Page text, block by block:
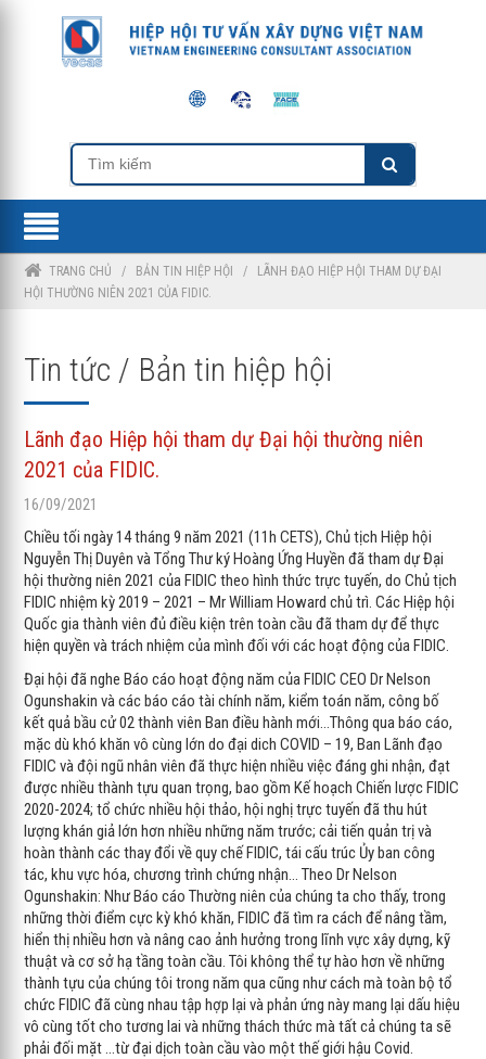
TRANG CHỦ / BẢN TIN HIỆP HỘI /
LÃNH ĐẠO HIỆP HỘI THAM DỰ ĐẠI
HỘI THƯỜNG NIÊN 2021 CỦA FIDIC.
Tin tức / Bản tin hiệp hội
Lãnh đạo Hiệp hội tham dự Đại hội thường niên
2021 của FIDIC.
16/09/2021
Chiều tối ngày 14 tháng 9 năm 2021 (11h CETS), Chủ tịch Hiệp hội
Nguyễn Thị Duyên và Tổng Thư ký Hoàng Ứng Huyền đã tham dự Đại
hội thường niên 2021 của FIDIC theo hình thức trực tuyến, do Chủ tịch
FIDIC nhiệm kỳ 2019 – 2021 – Mr William Howard chủ trì. Các Hiệp hội
Quốc gia thành viên đủ điều kiện trên toàn cầu đã tham dự để thực
hiện quyền và trách nhiệm của mình đối với các hoạt động của FIDIC.
Đại hội đã nghe Báo cáo hoạt động năm của FIDIC CEO Dr Nelson
Ogunshakin và các báo cáo tài chính năm, kiểm toán năm, công bố
kết quả bầu cử 02 thành viên Ban điều hành mới…Thông qua báo cáo,
mặc dù khó khăn vô cùng lớn do đại dich COVID – 19, Ban Lãnh đạo
FIDIC và đội ngũ nhân viên đã thực hiện nhiều việc đáng ghi nhận, đạt
được nhiều thành tựu quan trọng, bao gồm Kế hoạch Chiến lược FIDIC
2020-2024; tổ chức nhiều hội thảo, hội nghị trực tuyến đã thu hút
lượng khán giả lớn hơn nhiều những năm trước; cải tiến quản trị và
hoàn thành các thay đổi về quy chế FIDIC, tái cấu trúc Ủy ban công
tác, khu vực hóa, chương trình chứng nhận… Theo Dr Nelson
Ogunshakin: Như Báo cáo Thường niên của chúng ta cho thấy, trong
những thời điểm cực kỳ khó khăn, FIDIC đã tìm ra cách để nâng tầm,
hiển thị nhiều hơn và nâng cao ảnh hưởng trong lĩnh vực xây dựng, kỹ
thuật và cơ sở hạ tầng toàn cầu. Tôi không thể tự hào hơn về những
thành tựu của chúng tôi trong năm qua cũng như cách mà toàn bộ tổ
chức FIDIC đã cùng nhau tập hợp lại và phản ứng này mang lại dấu hiệu
vô cùng tốt cho tương lai và những thách thức mà tất cả chúng ta sẽ
phải đối mặt …từ đại dịch toàn cầu vào một thế giới hậu Covid.